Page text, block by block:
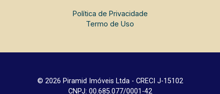
Política de Privacidade
Termo de Uso
© 2026 Piramid Imóveis Ltda - CRECI J-15102
CNPJ: 00.685.077/0001-42